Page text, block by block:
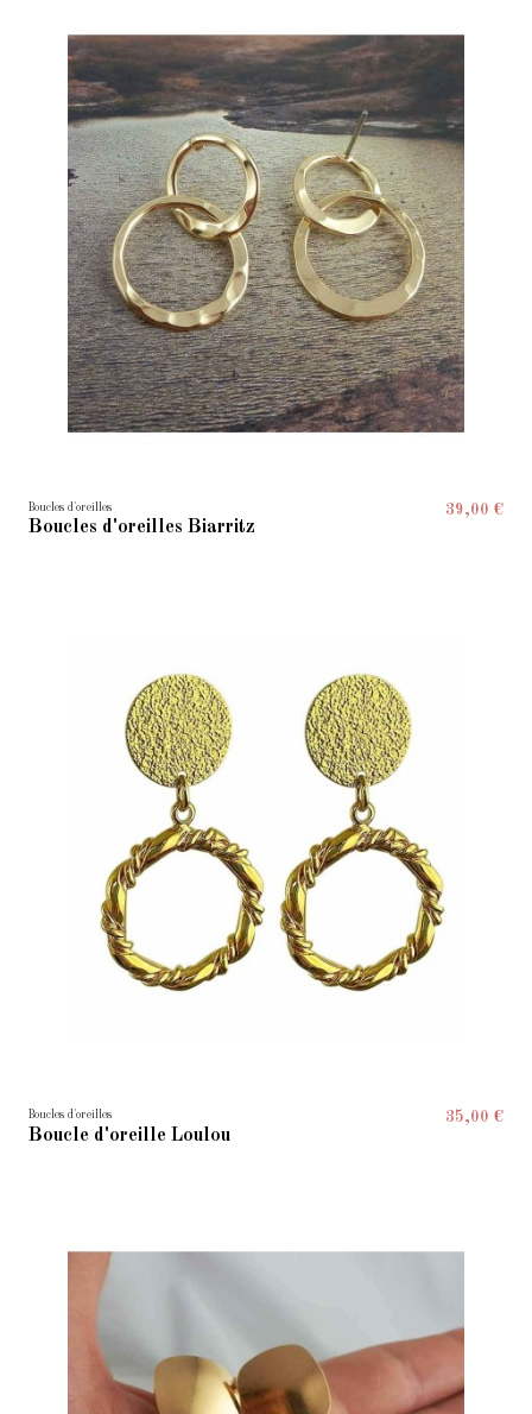
Boucles d'oreilles
Boucles d'oreilles Biarritz
39,00 €
Boucles d'oreilles
Boucle d'oreille Loulou
35,00 €